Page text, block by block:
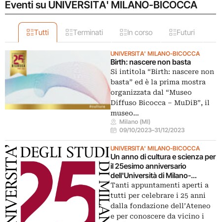
Eventi su UNIVERSITA' MILANO-BICOCCA
Tutti Terminati In corso Futuri
UNIVERSITA' MILANO-BICOCCA
Birth: nascere non basta
Si intitola “Birth: nascere non
basta” ed è la prima mostra
organizzata dal “Museo
Diffuso Bicocca – MuDiB”, il
museo…
Milano (MI)
09/10/2023–31/12/2023
UNIVERSITA' MILANO-BICOCCA
Un anno di cultura e scienza per
il 25esimo anniversario
dell'Università di Milano-
Bicocca
Tanti appuntamenti aperti a
tutti per celebrare i 25 anni
dalla fondazione dell’Ateneo
e per conoscere da vicino i